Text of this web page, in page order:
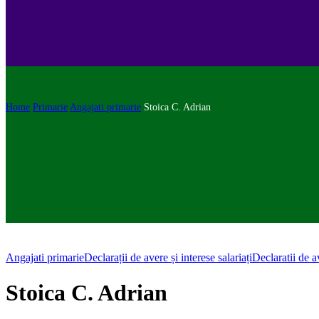
Home Primarie Angajati primarie Stoica C. Adrian
Angajati primarieDeclarații de avere și interese salariațiDeclaratii de
Stoica C. Adrian